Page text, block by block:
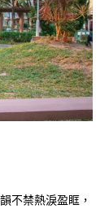
不禁熱淚盈眶，